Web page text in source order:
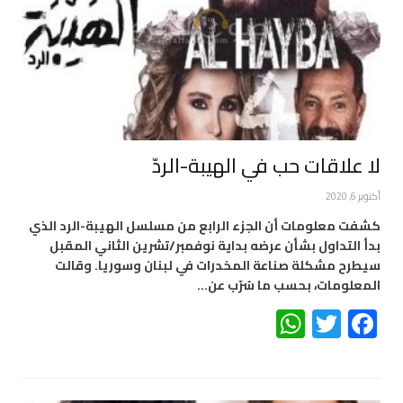
لا علاقات حب في الهيبة-الردّ
أكتوبر 6, 2020
كشفت معلومات أن الجزء الرابع من مسلسل الهيبة-الرد الذي
بدأ التداول بشأن عرضه بداية نوفمبر/تشرين الثاني المقبل
سيطرح مشكلة صناعة المخدرات في لبنان وسوريا. وقالت
المعلومات، بحسب ما سُرّب عن…
Facebook
Twitter